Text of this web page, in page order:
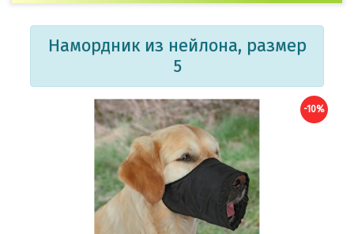
Намордник из нейлона, размер
5
-10%